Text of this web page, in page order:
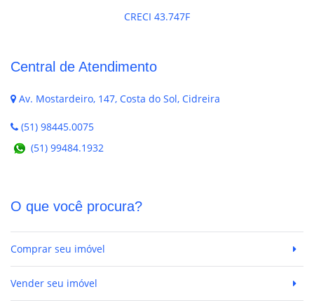
CRECI 43.747F
Central de Atendimento
Av. Mostardeiro, 147, Costa do Sol, Cidreira
(51) 98445.0075
(51) 99484.1932
O que você procura?
Comprar seu imóvel
Vender seu imóvel